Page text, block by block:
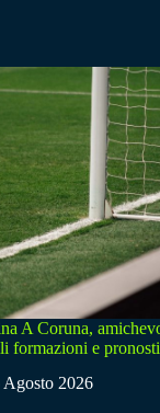
A Coruna,
formazioni e
Agosto 2026